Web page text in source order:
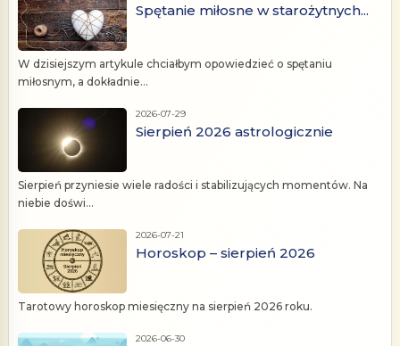
Spętanie miłosne w starożytnych...
W dzisiejszym artykule chciałbym opowiedzieć o spętaniu
miłosnym, a dokładnie...
2026-07-29
Sierpień 2026 astrologicznie
Sierpień przyniesie wiele radości i stabilizujących momentów. Na
niebie doświ...
2026-07-21
Horoskop – sierpień 2026
Tarotowy horoskop miesięczny na sierpień 2026 roku.
2026-06-30